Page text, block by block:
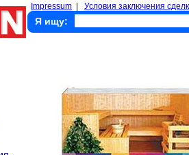
Impressum Условия заключения
Я ищу: